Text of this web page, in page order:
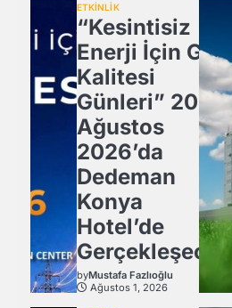
ETKİNLİK
“Kesintisiz
Enerji İçin Güç
Kalitesi
Günleri” 20
Ağustos
2026’da
Dedeman
Konya
Hotel’de
Gerçekleşecek
byMustafa Fazlıoğlu
Ağustos 1, 2026